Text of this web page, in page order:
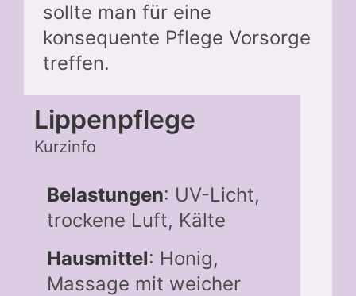
sollte man für eine
konsequente Pflege Vorsorge
treffen.
Lippenpflege
Kurzinfo
Belastungen: UV-Licht,
trockene Luft, Kälte
Hausmittel: Honig,
Massage mit weicher